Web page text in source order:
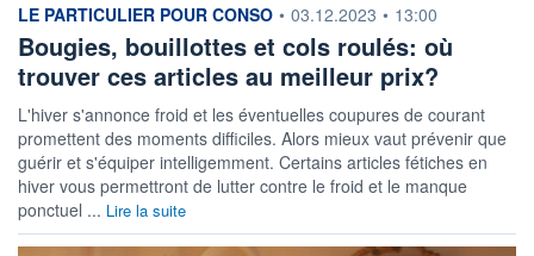
information fournie par
LE PARTICULIER POUR CONSO • 03.12.2023 • 13:00
Bougies, bouillottes et cols roulés: où
trouver ces articles au meilleur prix?
L'hiver s'annonce froid et les éventuelles coupures de courant
promettent des moments difficiles. Alors mieux vaut prévenir que
guérir et s'équiper intelligemment. Certains articles fétiches en
hiver vous permettront de lutter contre le froid et le manque
ponctuel ... Lire la suite